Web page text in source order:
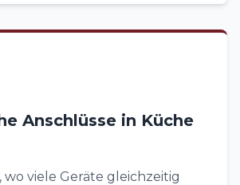
Anschlüsse in Küche
wo viele Geräte gleichzeitig